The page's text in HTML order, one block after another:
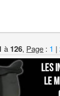
à 126, Page : 1 |